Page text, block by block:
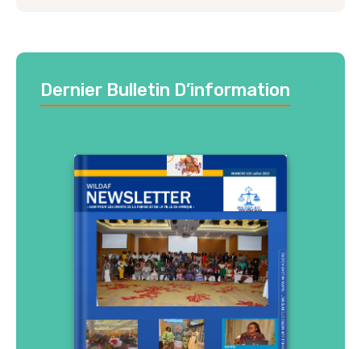
Dernier Bulletin D’information